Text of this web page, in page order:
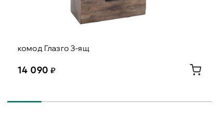
/ Персидский жемчуг.
комод Глазго 3-ящ
14 090